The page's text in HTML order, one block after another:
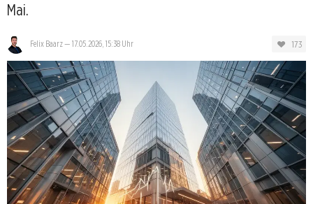
Mai.
Felix Baarz— 17.05.2026, 15:38 Uhr 173